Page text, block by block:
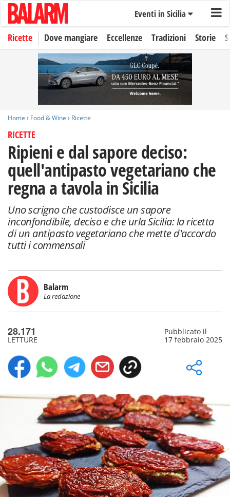
Eventi in Sicilia
Ricette Dove mangiare Eccellenze Tradizioni Storie
Home › Food & Wine › Ricette
RICETTE
Ripieni e dal sapore deciso:
quell'antipasto vegetariano che
regna a tavola in Sicilia
Uno scrigno che custodisce un sapore
inconfondibile, deciso e che urla Sicilia: la ricetta
di un antipasto vegetariano che mette d'accordo
tutti i commensali
Balarm
La redazione
28.171
LETTURE
Pubblicato il
17 febbraio 2025